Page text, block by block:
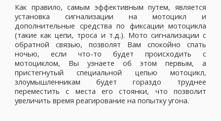
Как правило, самым эффективным путем, является
установка сигнализации на мотоцикл и
дополнительные средства по фиксации мотоцикла
(такие как цепи, троса и т.д.). Мото сигнализации с
обратной связью, позволят Вам спокойно спать
ночью, если что-то будет происходить с
мотоциклом, Вы узнаете об этом первым, а
пристегнутый специальной цепью мотоцикл,
злоумышленникам будет гораздо труднее
переместить с места его стоянки, что позволит
увеличить время реагирование на попытку угона.